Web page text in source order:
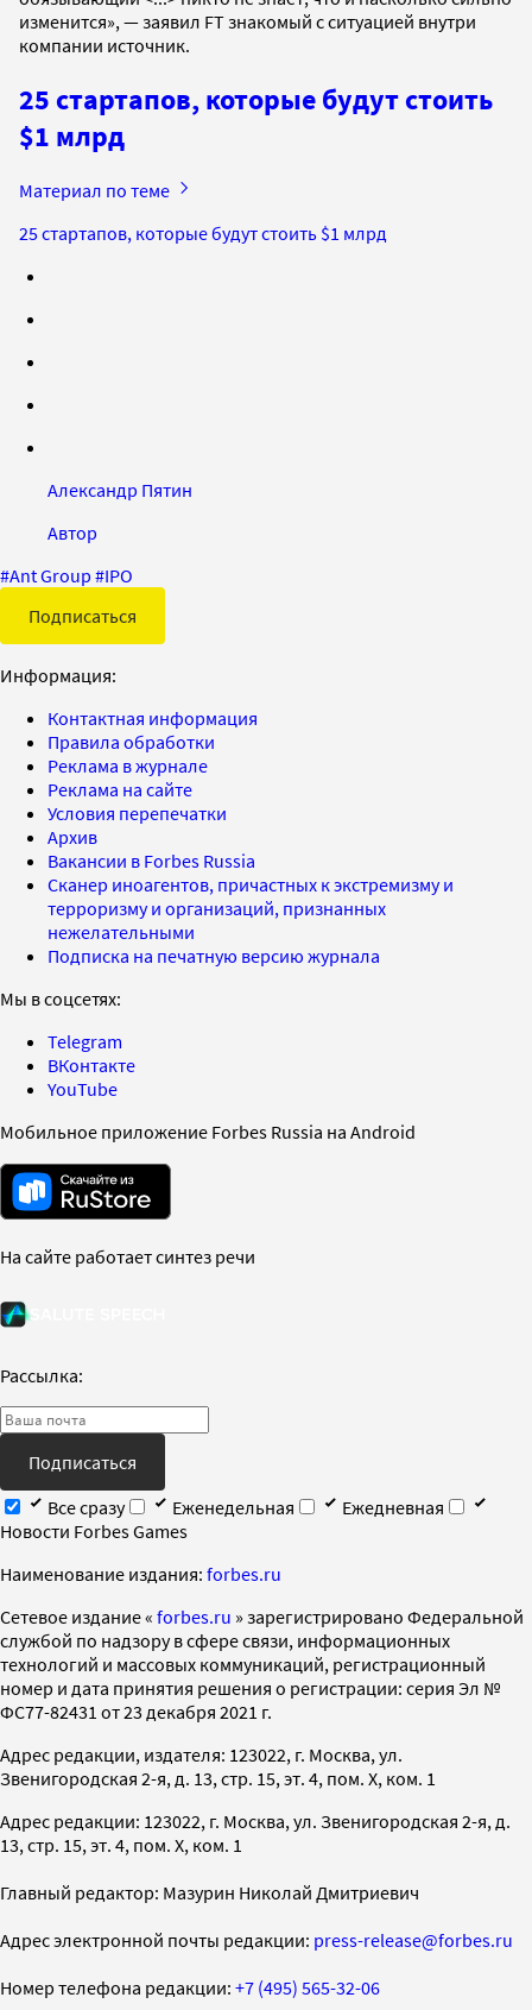
изменится», — заявил FT знакомый с ситуацией внутри
компании источник.
25 стартапов, которые будут стоить
$1 млрд
Материал по теме
25 стартапов, которые будут стоить $1 млрд
Александр Пятин
Автор
#Ant Group #IPO
Подписаться
Информация:
Контактная информация
Правила обработки
Реклама в журнале
Реклама на сайте
Условия перепечатки
Архив
Вакансии в Forbes Russia
Сканер иноагентов, причастных к экстремизму и
терроризму и организаций, признанных
нежелательными
Подписка на печатную версию журнала
Мы в соцсетях:
Telegram
ВКонтакте
YouTube
Мобильное приложение Forbes Russia на Android
На сайте работает синтез речи
Рассылка:
Подписаться
Все сразу
Еженедельная
Ежедневная
Новости Forbes Games
Наименование издания: forbes.ru
Cетевое издание « forbes.ru » зарегистрировано Федеральной
службой по надзору в сфере связи, информационных
технологий и массовых коммуникаций, регистрационный
номер и дата принятия решения о регистрации: серия Эл №
ФС77-82431 от 23 декабря 2021 г.
Адрес редакции, издателя: 123022, г. Москва, ул.
Звенигородская 2-я, д. 13, стр. 15, эт. 4, пом. X, ком. 1
Адрес редакции: 123022, г. Москва, ул. Звенигородская 2-я, д.
13, стр. 15, эт. 4, пом. X, ком. 1
Главный редактор: Мазурин Николай Дмитриевич
Адрес электронной почты редакции: press-release@forbes.ru
Номер телефона редакции: +7 (495) 565-32-06